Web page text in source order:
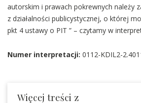
autorskim i prawach pokrewnych należy
z działalności publicystycznej, o której
pkt 4 ustawy o PIT ” – czytamy w
Numer interpretacji: 0112-KDIL2-
Więcej treści z